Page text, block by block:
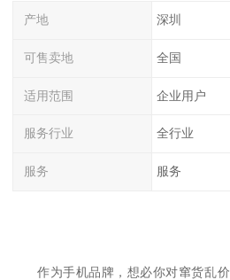
产地 深圳
可售卖地 全国
适用范围 企业用户
服务行业 全行业
服务 服务
作为手机品牌，想必你对窜货乱价